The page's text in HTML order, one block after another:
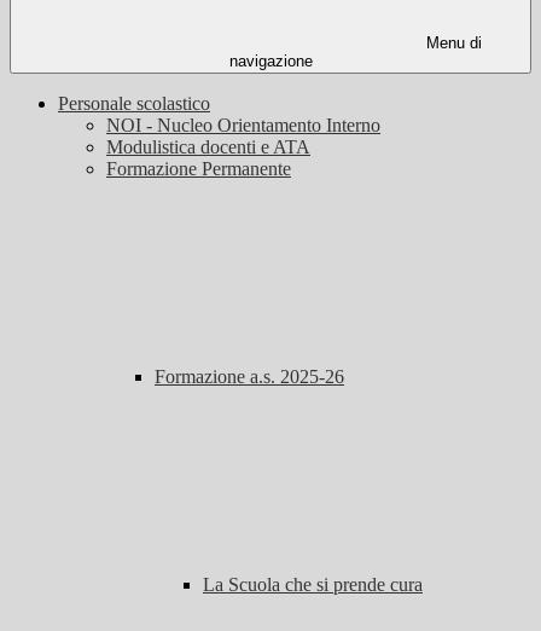
Menu di
navigazione
Personale scolastico
NOI - Nucleo Orientamento Interno
Modulistica docenti e ATA
Formazione Permanente
Formazione a.s. 2025-26
La Scuola che si prende cura